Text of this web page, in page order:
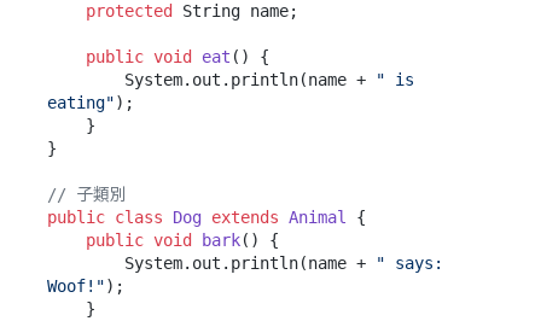
protected
String name;
public void eat ()
{
        System.out.println(name +
" is
eating");
}
// 子類別
public class Dog extends Animal
{
public void bark()
{
        System.out.println(name +
" says:
Woof!");